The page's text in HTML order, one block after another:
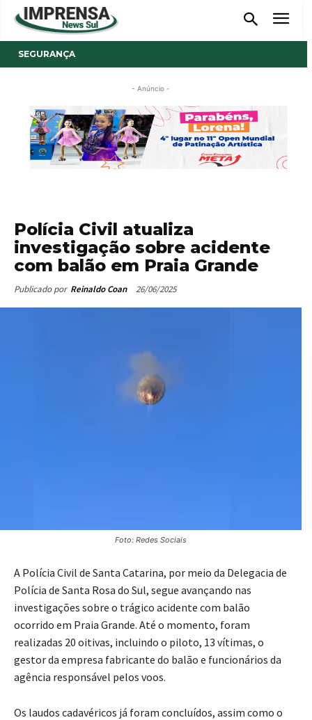
SEGURANÇA
- Anúncio -
Polícia Civil atualiza
investigação sobre acidente
com balão em Praia Grande
Publicado por Reinaldo Coan 26/06/2025
Foto: Redes Sociais
A Polícia Civil de Santa Catarina, por meio da Delegacia de
Polícia de Santa Rosa do Sul, segue avançando nas
investigações sobre o trágico acidente com balão
ocorrido em Praia Grande. Até o momento, foram
realizadas 20 oitivas, incluindo o piloto, 13 vítimas, o
gestor da empresa fabricante do balão e funcionários da
agência responsável pelos voos.
Os laudos cadavéricos já foram concluídos, assim como o